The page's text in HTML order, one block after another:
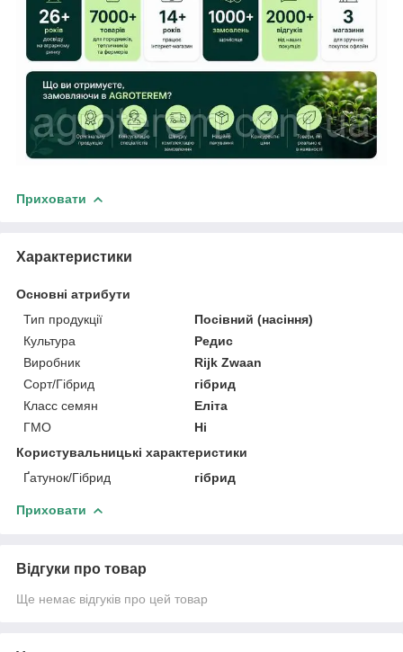
Приховати
Характеристики
Основні атрибути
Тип продукції
Посівний (насіння)
Культура
Редис
Виробник
Rijk Zwaan
Сорт/Гібрид
гібрид
Класс семян
Еліта
ГМО
Ні
Користувальницькі характеристики
Ґатунок/Гібрид
гібрид
Приховати
Відгуки про товар
Ще немає відгуків про цей товар